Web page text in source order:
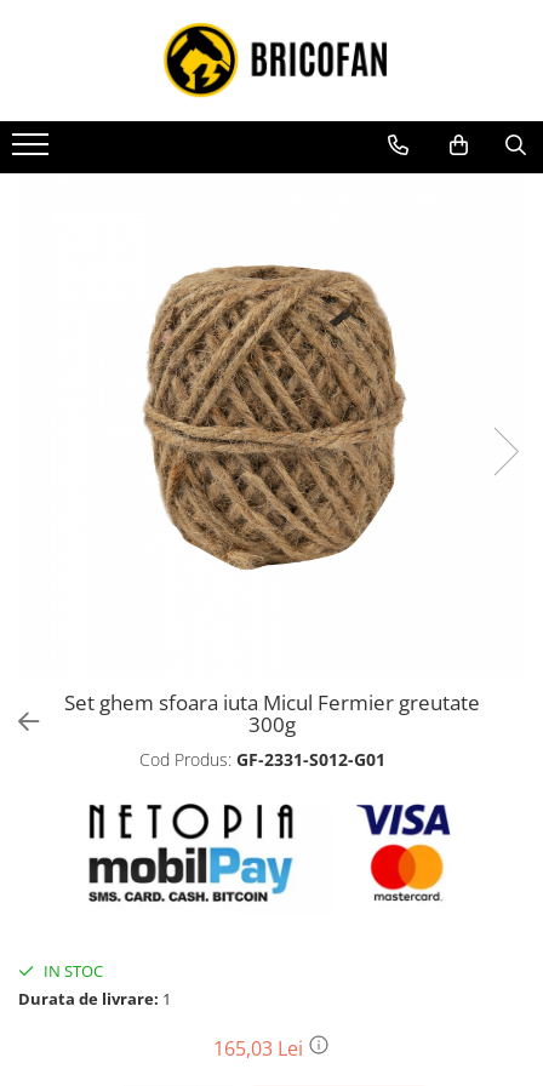
Toate Produsele
Vehicule electrice
Atv
Piese de schimb vehicule electrice
Scutere electrice
Scutere pe benzina
Tricicluri cargo fara permis
Tricicluri persoane
Biciclete, trotinete, triciclete
Motoburghie si accesorii
Accesorii motoburghie
Drujbe, fierastraie electrice
Drujbe pe benzina
Drujbe cu acumulator
Drujbe electrice
Unelte electrice busteni
Set ghem sfoara iuta Micul Fermier greutate
300g
Cod Produs: GF-2331-S012-G01
IN STOC
Durata de livrare: 1
165,03 Lei